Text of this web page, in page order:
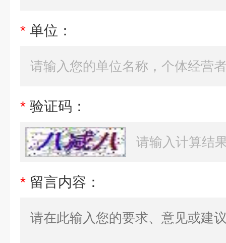
* 单位：
* 验证码：
* 留言内容：